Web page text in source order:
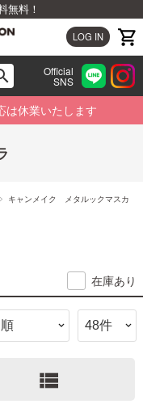
無料！
LOG IN
Official
SNS
は休業いたします
キャンメイク メタルックマスカ
在庫あり
view_list